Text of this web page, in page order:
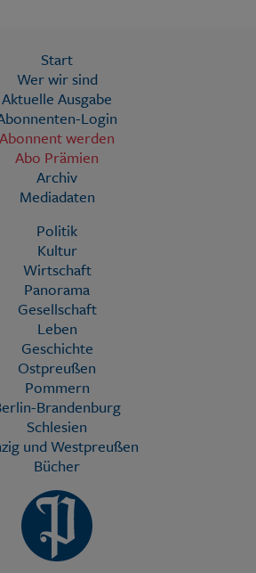
Start
Wer wir sind
Aktuelle Ausgabe
Login
Abonnent werden
Abo Prämien
Archiv
Mediadaten
Politik
Kultur
Wirtschaft
Panorama
Gesellschaft
Leben
Geschichte
Ostpreußen
Pommern
Brandenburg
Schlesien
und Westpreußen
Bücher